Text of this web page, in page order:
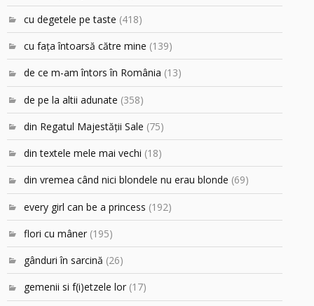
cu degetele pe taste (418)
cu faţa întoarsă către mine (139)
de ce m-am întors în România (13)
de pe la altii adunate (358)
din Regatul Majestăţii Sale (75)
din textele mele mai vechi (18)
din vremea când nici blondele nu erau blonde (69)
every girl can be a princess (192)
flori cu mâner (195)
gânduri în sarcină (26)
gemenii si f(i)etzele lor (17)